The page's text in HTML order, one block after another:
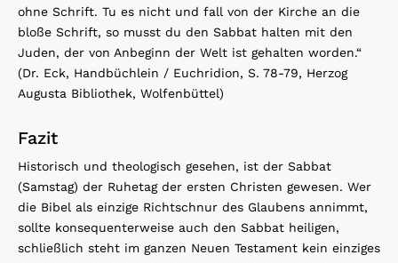
ohne Schrift. Tu es nicht und fall von der Kirche an die
bloße Schrift, so musst du den Sabbat halten mit den
Juden, der von Anbeginn der Welt ist gehalten worden.“
(Dr. Eck, Handbüchlein / Euchridion, S. 78-79, Herzog
Augusta Bibliothek, Wolfenbüttel)
Fazit
Historisch und theologisch gesehen, ist der Sabbat
(Samstag) der Ruhetag der ersten Christen gewesen. Wer
die Bibel als einzige Richtschnur des Glaubens annimmt,
sollte konsequenterweise auch den Sabbat heiligen,
schließlich steht im ganzen Neuen Testament kein einziges